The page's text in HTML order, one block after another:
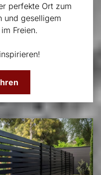
perfekte Ort zum
und geselligem
Freien.